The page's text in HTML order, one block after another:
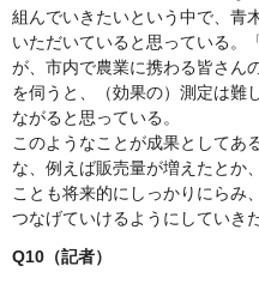
組んでいきたいという中で、青
いただいていると思っている。
が、市内で農業に携わる皆さん
を伺うと、（効果の）測定は難
ながると思っている。
このようなことが成果としてあ
な、例えば販売量が増えたとか
ことも将来的にしっかりにらみ
つなげていけるようにしていきた
Q10（記者）